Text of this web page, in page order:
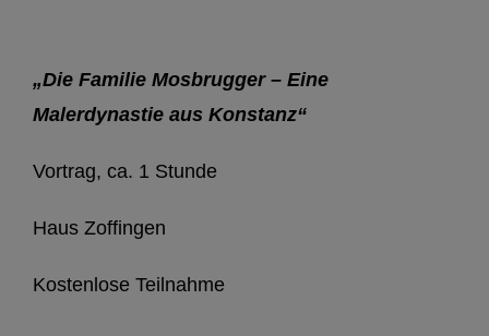
„Die Familie Mosbrugger – Eine
Malerdynastie aus Konstanz“
Vortrag, ca. 1 Stunde
Haus Zoffingen
Kostenlose Teilnahme